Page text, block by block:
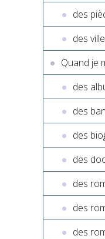
des
des
Quand je
des
des
des
des
des
des
des